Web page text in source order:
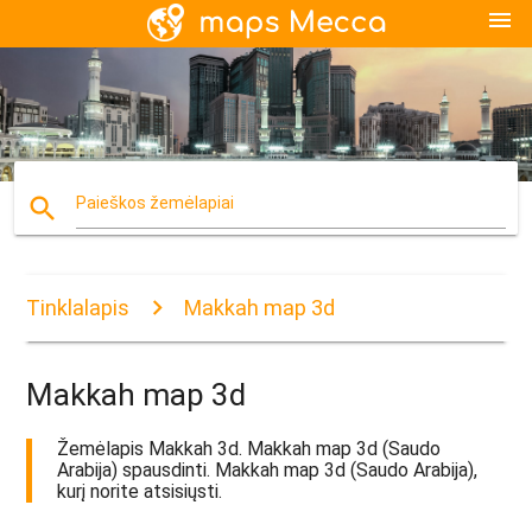
menu
search Paieškos žemėlapiai
Tinklalapis Makkah map 3d
Makkah map 3d
Žemėlapis Makkah 3d. Makkah map 3d (Saudo
Arabija) spausdinti. Makkah map 3d (Saudo Arabija),
kurį norite atsisiųsti.